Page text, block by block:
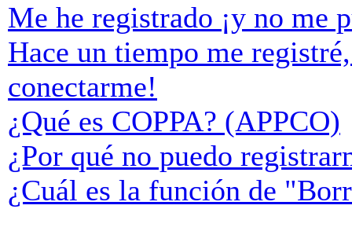
Me he registrado ¡y no me
Hace un tiempo me
conectarme!
¿Qué es COPPA? (APPCO)
¿Por qué no puedo
¿Cuál es la función de